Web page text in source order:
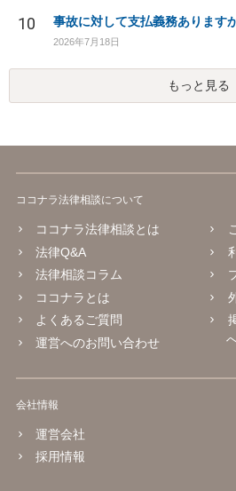
10 事故に対して支払義務あります
2026年7月18日
もっと見る
ココナラ法律相談について
ココナラ法律相談とは
法律Q&A
法律相談コラム
ココナラとは
よくあるご質問
運営へのお問い合わせ
会社情報
運営会社
採用情報